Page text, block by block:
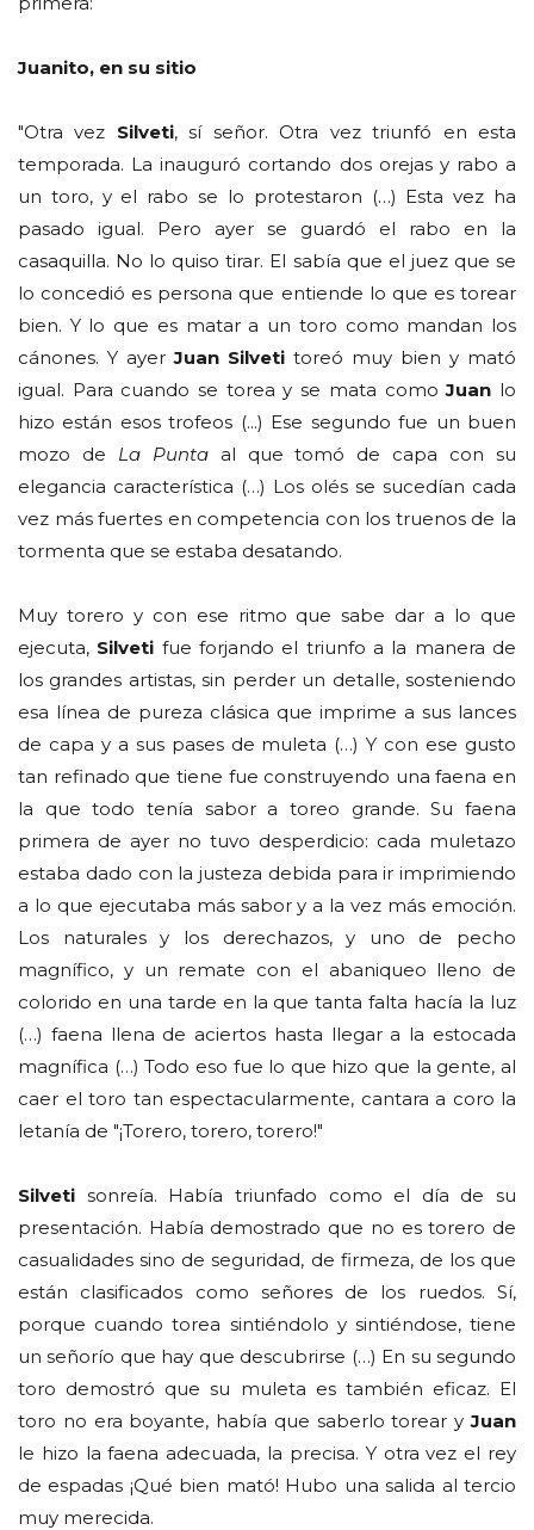
Juanito, en su sitio
"Otra vez Silveti, sí señor. Otra vez triunfó en esta
temporada. La inauguró cortando dos orejas y rabo a
un toro, y el rabo se lo protestaron (…) Esta vez ha
pasado igual. Pero ayer se guardó el rabo en la
casaquilla. No lo quiso tirar. El sabía que el juez que se
lo concedió es persona que entiende lo que es torear
bien. Y lo que es matar a un toro como mandan los
cánones. Y ayerJuan Silveti toreó muy bien y mató
igual. Para cuando se torea y se mata comoJuan lo
hizo están esos trofeos (...) Ese segundo fue un buen
mozo de La Punta al que tomó de capa con su
elegancia característica (…) Los olés se sucedían cada
vez más fuertes en competencia con los truenos de la
tormenta que se estaba desatando.
Muy torero y con ese ritmo que sabe dar a lo que
ejecuta, Silveti fue forjando el triunfo a la manera de
los grandes artistas, sin perder un detalle, sosteniendo
esa línea de pureza clásica que imprime a sus lances
de capa y a sus pases de muleta (…) Y con ese gusto
tan refinado que tiene fue construyendo una faena en
la que todo tenía sabor a toreo grande. Su faena
primera de ayer no tuvo desperdicio: cada muletazo
estaba dado con la justeza debida para ir imprimiendo
a lo que ejecutaba más sabor y a la vez más emoción.
Los naturales y los derechazos, y uno de pecho
magnífico, y un remate con el abaniqueo lleno de
colorido en una tarde en la que tanta falta hacía la luz
(…) faena llena de aciertos hasta llegar a la estocada
magnífica (…) Todo eso fue lo que hizo que la gente, al
caer el toro tan espectacularmente, cantara a coro la
letanía de "¡Torero, torero, torero!"
Silveti sonreía. Había triunfado como el día de su
presentación. Había demostrado que no es torero de
casualidades sino de seguridad, de firmeza, de los que
están clasificados como señores de los ruedos. Sí,
porque cuando torea sintiéndolo y sintiéndose, tiene
un señorío que hay que descubrirse (…) En su segundo
toro demostró que su muleta es también eficaz. El
toro no era boyante, había que saberlo torear yJuan
le hizo la faena adecuada, la precisa. Y otra vez el rey
de espadas ¡Qué bien mató! Hubo una salida al tercio
muy merecida.